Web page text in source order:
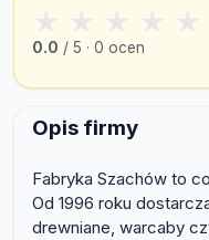
★ ★ ★ ★ ★
0.0 / 5 · 0 ocen
Opis firmy
Fabryka Szachów to
Od 1996 roku
drewniane, warcaby